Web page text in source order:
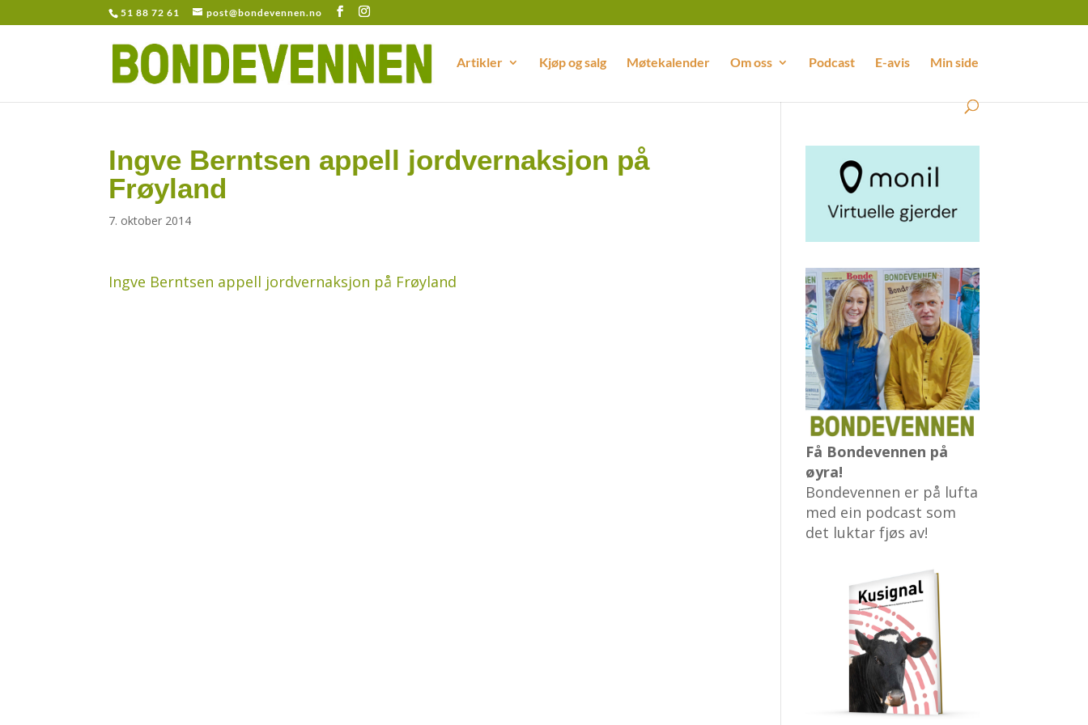
51 88 72 61 post@bondevennen.no
Artikler Kjøp og salg Møtekalender Om oss Podcast E-avis Min side
Ingve Berntsen appell jordvernaksjon på
Frøyland
7. oktober 2014
Ingve Berntsen appell jordvernaksjon på Frøyland
Få Bondevennen på
øyra!
Bondevennen er på lufta
med ein podcast som
det luktar fjøs av!